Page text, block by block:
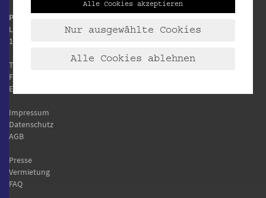
Postanschrift:
Laudongasse 15-19
1080 Wien
T:
F: +43 1 406 89 05.88
E:
Impressum
Datenschutz
AGB
Presse
Vermietung
FAQ
Alle Cookies akzeptieren
Nur ausgewählte Cookies
Alle Cookies ablehnen